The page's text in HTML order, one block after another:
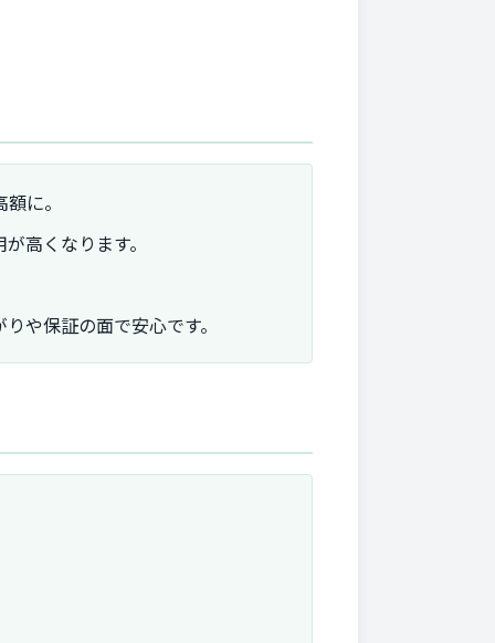
に。
高くなります。
や保証の面で安心です。